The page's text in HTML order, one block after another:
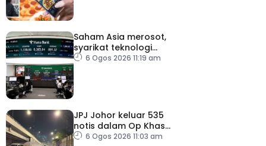
Saham Asia merosot,
syarikat teknologi
kembali tertekan
6 Ogos 2026 11:19 am
JPJ Johor keluar 535
notis dalam Op Khas
Teknikal, Lampu HID
6 Ogos 2026 11:03 am